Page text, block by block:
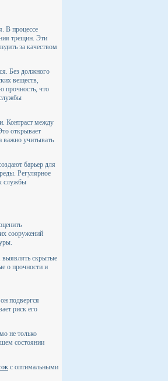
В процессе
трещин. Эти
за качеством
Без должного
веществ,
прочность, что
Контраст между
открывает
важно учитывать
барьер для
Регулярное
службы
сооружений
выявлять скрытые
о прочности и
подвергся
риск его
не только
состоянии
с оптимальными